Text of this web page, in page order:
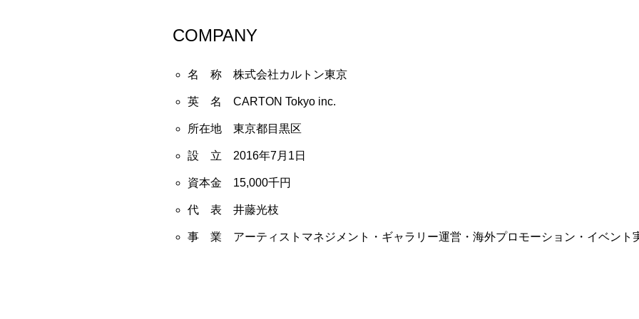
COMPANY
名 称 株式会社カルトン東京
英 名 CARTON Tokyo inc.
所在地 東京都目黒区
設 立 2016年7月1日
資本金 15,000千円
代 表 井藤光枝
事 業 アーティストマネジメント・ギャラリー運営・海外プロモーション・イベント